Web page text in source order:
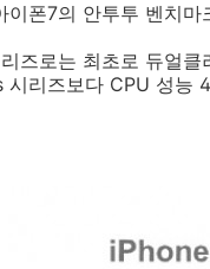
이폰7의 안투투 벤치마
즈로는 최초로 듀얼
시리즈보다 CPU 성능